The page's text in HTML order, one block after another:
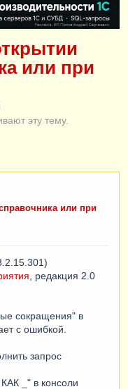
или при
эту тему.
или при
, редакция 2.0
сокращения" в
с ошибкой.
запрос
_" в консоли